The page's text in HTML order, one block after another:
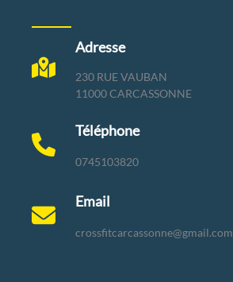
Adresse
230 RUE VAUBAN
11000 CARCASSONNE
Téléphone
0745103820
Email
crossfitcarcassonne@gmail.com